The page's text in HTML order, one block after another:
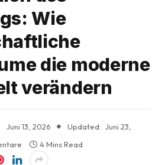
Wie
die moderne
verändern
Juni 13, 2026 Updated: Juni 23,
4 Mins Read